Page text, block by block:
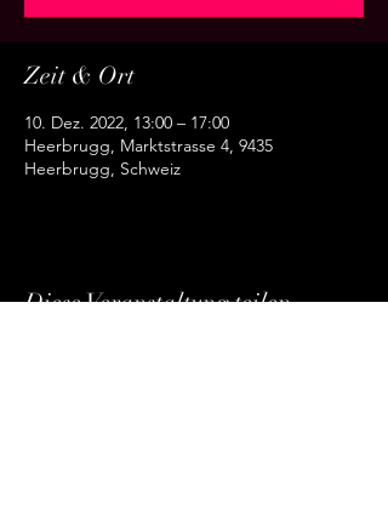
Zeit & Ort
10. Dez. 2022, 13:00 – 17:00
Heerbrugg, Marktstrasse 4, 9435
Heerbrugg, Schweiz
Diese Veranstaltung teilen